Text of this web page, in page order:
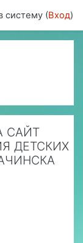
систему (Вход)
САЙТ
ДЕТСКИХ